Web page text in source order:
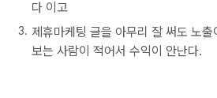
다 이고
제휴마케팅 글을 아무리 잘 써도 노
보는 사람이 적어서 수익이 안난다.